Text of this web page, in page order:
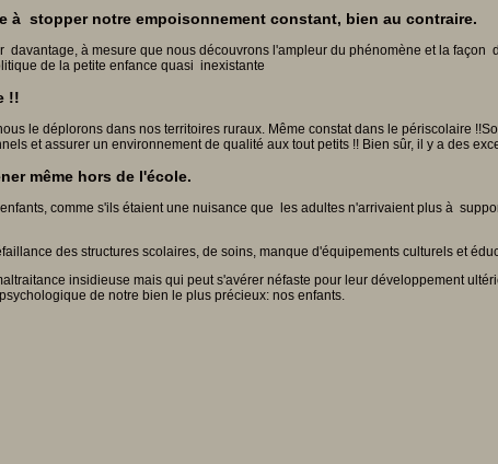
à stopper notre empoisonnement constant, bien au contraire.
à mesure que nous découvrons l'ampleur du phénomène et la
de la petite enfance quasi inexistante
!!
le déplorons dans nos territoires ruraux. Même constat dans le périscolaire
et assurer un environnement de qualité aux tout petits !! Bien sûr, il y a des
même hors de l'école.
comme s'ils étaient une nuisance que les adultes n'arrivaient plus à
des structures scolaires, de soins, manque d'équipements culturels et
insidieuse mais qui peut s'avérer néfaste pour leur développement
de notre bien le plus précieux: nos enfants.